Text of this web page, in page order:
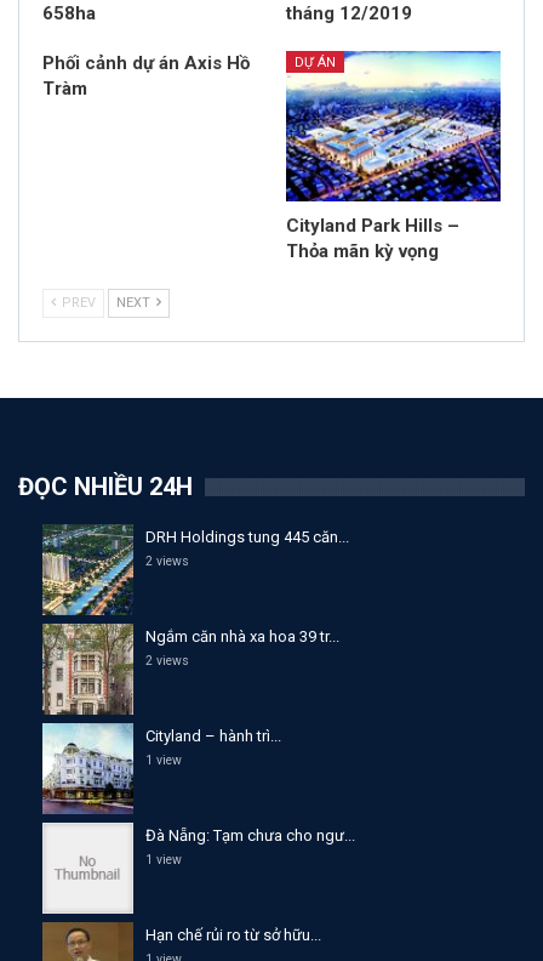
658ha
tháng 12/2019
Phối cảnh dự án Axis Hồ
Tràm
DỰ ÁN
Cityland Park Hills –
Thỏa mãn kỳ vọng
PREV NEXT
ĐỌC NHIỀU 24H
DRH Holdings tung 445 căn...
2 views
Ngắm căn nhà xa hoa 39 tr...
2 views
Cityland – hành trì...
1 view
Đà Nẵng: Tạm chưa cho ngư...
1 view
Hạn chế rủi ro từ sở hữu...